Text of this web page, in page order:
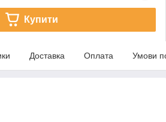
Купити
Доставка Оплата Умови